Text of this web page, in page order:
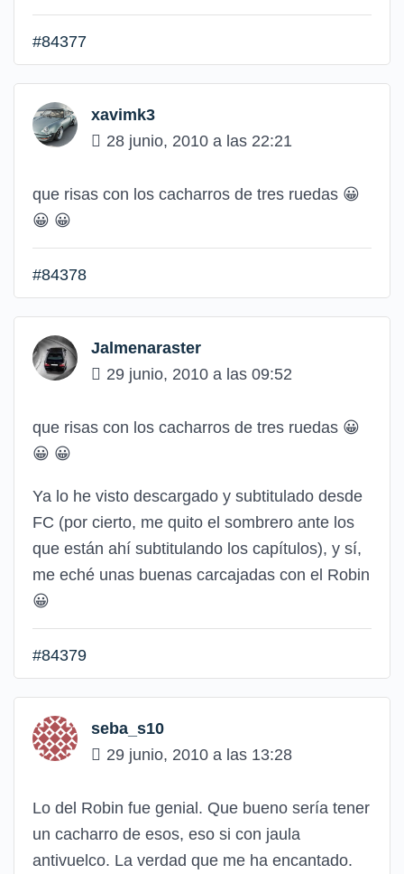
#84377
xavimk3
28 junio, 2010 a las 22:21
que risas con los cacharros de tres ruedas 😀
😀 😀
#84378
Jalmenaraster
29 junio, 2010 a las 09:52
que risas con los cacharros de tres ruedas 😀
😀 😀
Ya lo he visto descargado y subtitulado desde
FC (por cierto, me quito el sombrero ante los
que están ahí subtitulando los capítulos), y sí,
me eché unas buenas carcajadas con el Robin
😀
#84379
seba_s10
29 junio, 2010 a las 13:28
Lo del Robin fue genial. Que bueno sería tener
un cacharro de esos, eso si con jaula
antivuelco. La verdad que me ha encantado.